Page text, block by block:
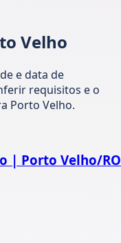
Velho
e data de
requisitos e o
Porto Velho.
| Porto Velho/RO